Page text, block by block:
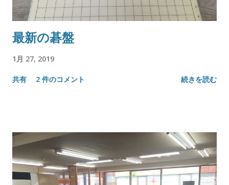
最新の碁盤
1月 27, 2019
共有 2 件のコメント 続きを読む